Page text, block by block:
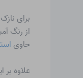
برای
از رنگ
حاوی
علاوه بر